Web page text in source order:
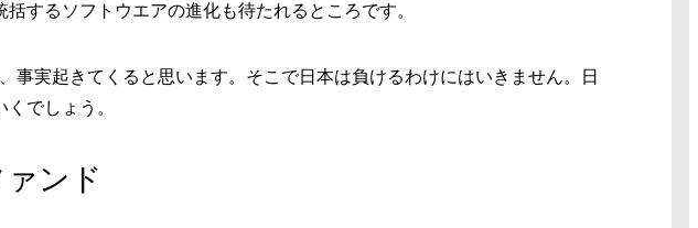
するソフトウエアの進化も待たれるところです。
実起きてくると思います。そこで日本は負けるわけにはいきません。日
でしょう。
ンド